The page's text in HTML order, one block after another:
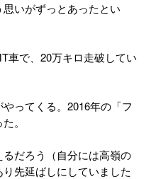
いがずっとあったとい
車で、20万キロ走破してい
ってくる。2016年の「フ
。
だろう（自分には高嶺の
先延ばしにしていました